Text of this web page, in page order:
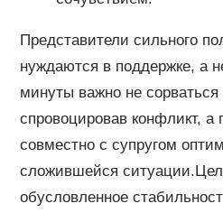
Представители сильного
нуждаются в поддержке, а
минуты важно не сорваться
спровоцировав конфликт, а
совместно с супругом
сложившейся
обусловленное